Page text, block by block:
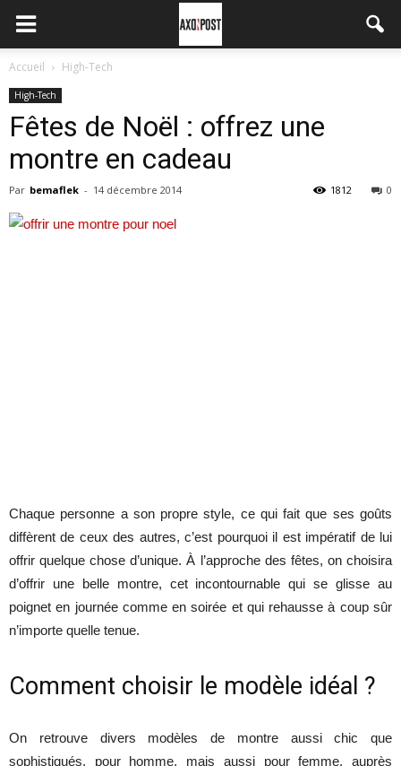
Accueil High-Tech
High-Tech
Fêtes de Noël : offrez une
montre en cadeau
Par bemaflek - 14 décembre 2014 0
1812
Chaque personne a son propre style, ce qui fait que ses goûts
diffèrent de ceux des autres, c’est pourquoi il est impératif de lui
offrir quelque chose d’unique. À l’approche des fêtes, on choisira
d’offrir une belle montre, cet incontournable qui se glisse au
poignet en journée comme en soirée et qui rehausse à coup sûr
n’importe quelle tenue.
Comment choisir le modèle idéal ?
On retrouve divers modèles de montre aussi chic que
sophistiqués, pour homme, mais aussi pour femme, auprès